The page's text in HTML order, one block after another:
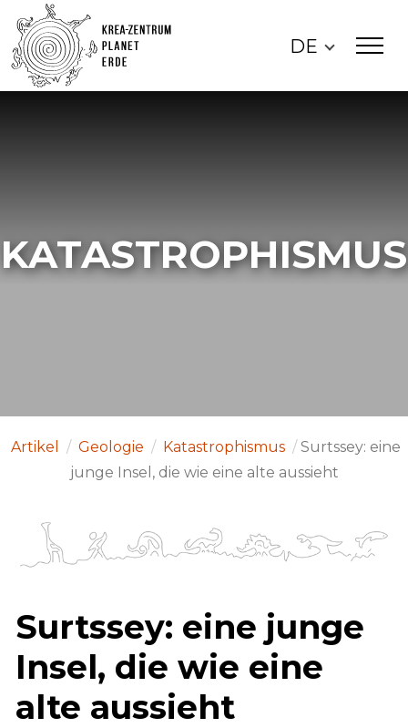
DE
KATASTROPHISMUS
Artikel / Geologie / Katastrophismus / Surtssey: eine
junge Insel, die wie eine alte aussieht
Surtssey: eine junge
Insel, die wie eine
alte aussieht